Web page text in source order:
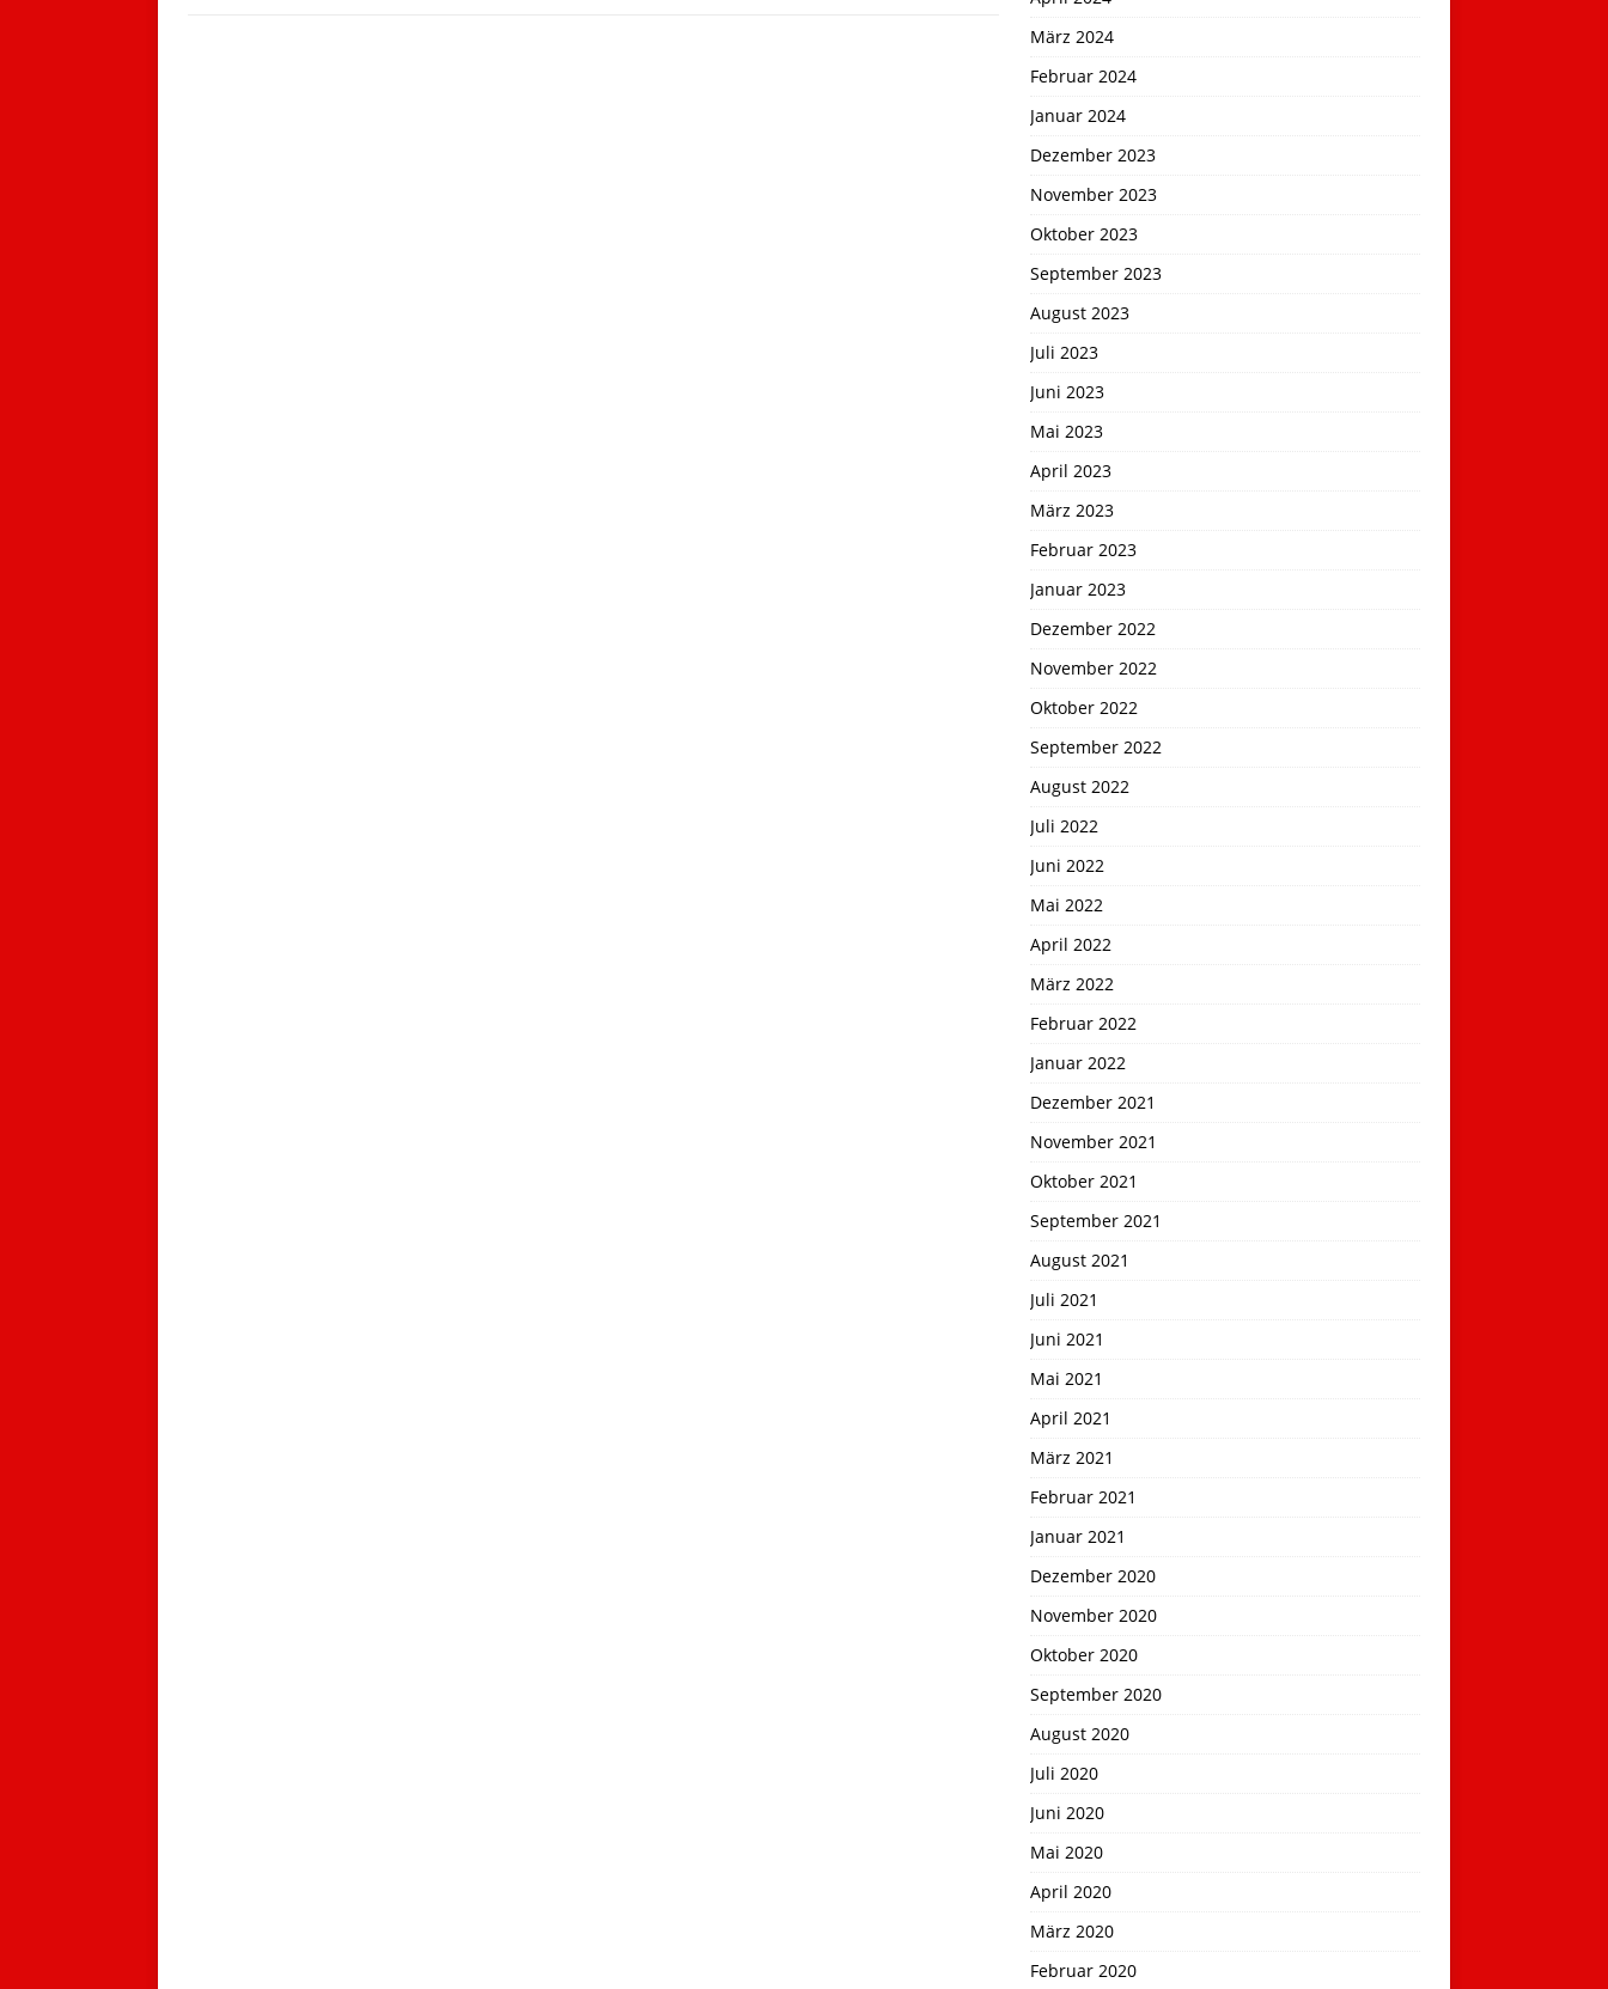
März 2024
Februar 2024
Januar 2024
Dezember 2023
November 2023
Oktober 2023
September 2023
August 2023
Juli 2023
Juni 2023
Mai 2023
April 2023
März 2023
Februar 2023
Januar 2023
Dezember 2022
November 2022
Oktober 2022
September 2022
August 2022
Juli 2022
Juni 2022
Mai 2022
April 2022
März 2022
Februar 2022
Januar 2022
Dezember 2021
November 2021
Oktober 2021
September 2021
August 2021
Juli 2021
Juni 2021
Mai 2021
April 2021
März 2021
Februar 2021
Januar 2021
Dezember 2020
November 2020
Oktober 2020
September 2020
August 2020
Juli 2020
Juni 2020
Mai 2020
April 2020
März 2020
Februar 2020